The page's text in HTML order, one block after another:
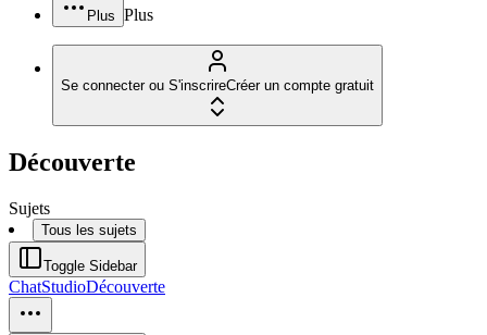
Plus Plus
Se connecter ou S'inscrireCréer un compte gratuit
Découverte
Sujets
Tous les sujets
Toggle Sidebar
ChatStudioDécouverte